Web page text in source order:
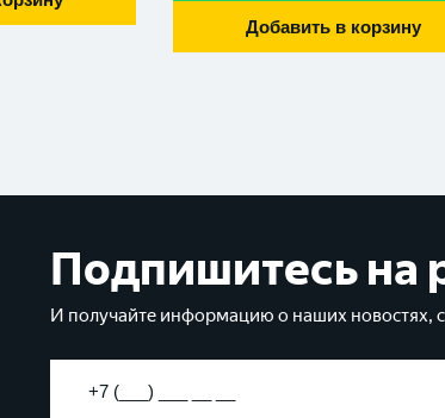
Добавить в корзину
Подпишитесь на
И получайте информацию о наших новостях,